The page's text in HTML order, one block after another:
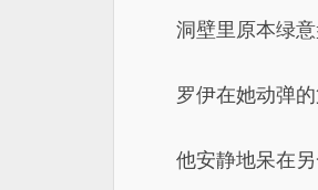
洞壁里原本绿
罗伊在她动弹
他安静地呆在另